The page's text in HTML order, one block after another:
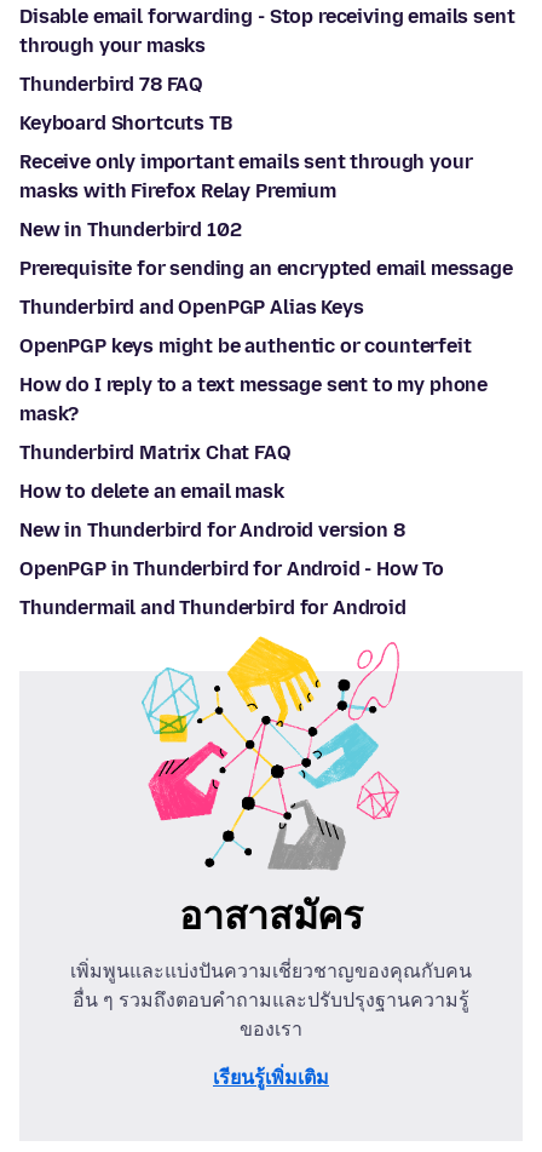
Disable email forwarding - Stop receiving emails sent
through your masks
Thunderbird 78 FAQ
Keyboard Shortcuts TB
Receive only important emails sent through your
masks with Firefox Relay Premium
New in Thunderbird 102
Prerequisite for sending an encrypted email message
Thunderbird and OpenPGP Alias Keys
OpenPGP keys might be authentic or counterfeit
How do I reply to a text message sent to my phone
mask?
Thunderbird Matrix Chat FAQ
How to delete an email mask
New in Thunderbird for Android version 8
OpenPGP in Thunderbird for Android - How To
Thundermail and Thunderbird for Android
อาสาสมัคร
เพิ่มพูนและแบ่งปันความเชี่ยวชาญของคุณกับคน
อื่น ๆ รวมถึงตอบคำถามและปรับปรุงฐานความรู้
ของเรา
เรียนรู้เพิ่มเติม